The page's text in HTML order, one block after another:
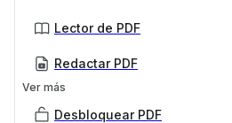
Lector de PDF
Redactar PDF
Ver más
Desbloquear PDF